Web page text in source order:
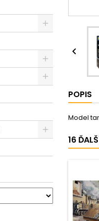

POPIS
Model
16